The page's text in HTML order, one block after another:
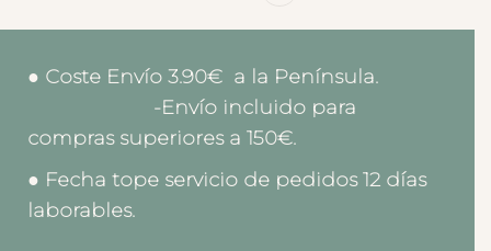
● Coste Envío 3.90€ a la Península.
-Envío incluido para
compras superiores a 150€.
● Fecha tope servicio de pedidos 12 días
laborables.